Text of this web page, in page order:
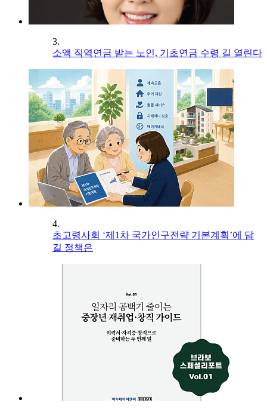
3.
소액 직역연금 받는 노인, 기초연금 수령 길 열린다
4.
초고령사회 ‘제1차 국가인구전략 기본계획’에 담
길 정책은